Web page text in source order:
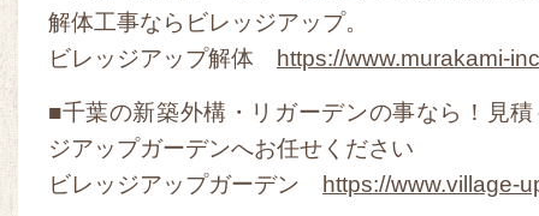
解体工事ならビレッジアップ。
ビレッジアップ解体 https://www.murakami-
■千葉の新築外構・リガーデンの事なら！見
ジアップガーデンへお任せください
ビレッジアップガーデン
https://www.village-